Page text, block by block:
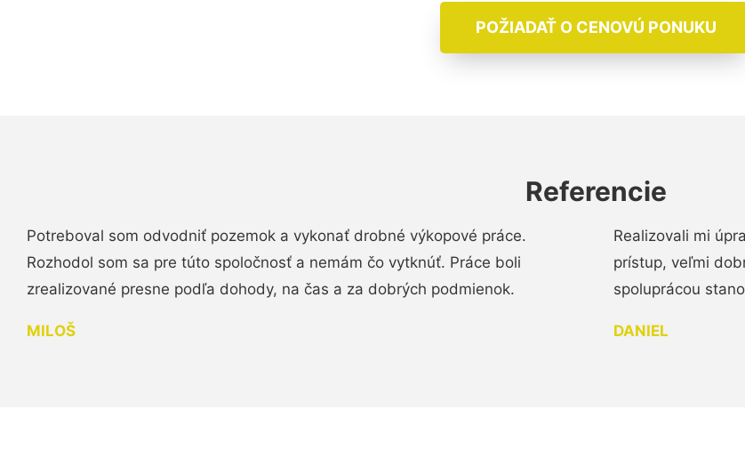
POŽIADAŤ O CENOVÚ PONUKU
Referencie
Potreboval som odvodniť pozemok a vykonať drobné výkopové práce.
Rozhodol som sa pre túto spoločnosť a nemám čo vytknúť. Práce boli
zrealizované presne podľa dohody, na čas a za dobrých podmienok.
MILOŠ
Realizovali mi
prístup, veľmi
spoluprácou
DANIEL